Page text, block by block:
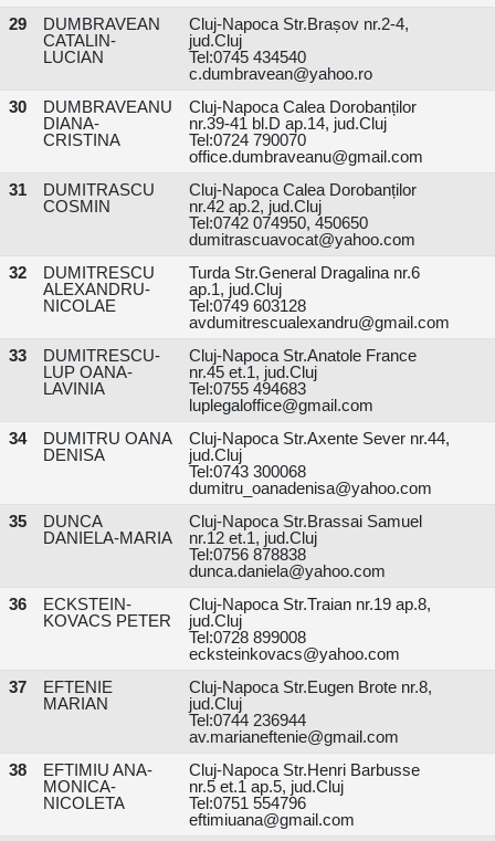
29
DUMBRAVEAN
CATALIN-
LUCIAN
Cluj-Napoca Str.Brașov nr.2-4,
jud.Cluj
Tel:0745 434540
c.dumbravean@yahoo.ro
30
DUMBRAVEANU
DIANA-
CRISTINA
Cluj-Napoca Calea Dorobanților
nr.39-41 bl.D ap.14, jud.Cluj
Tel:0724 790070
office.dumbraveanu@gmail.com
31
DUMITRASCU
COSMIN
Cluj-Napoca Calea Dorobanților
nr.42 ap.2, jud.Cluj
Tel:0742 074950, 450650
dumitrascuavocat@yahoo.com
32
DUMITRESCU
ALEXANDRU-
NICOLAE
Turda Str.General Dragalina nr.6
ap.1, jud.Cluj
Tel:0749 603128
avdumitrescualexandru@gmail.com
33
DUMITRESCU-
LUP OANA-
LAVINIA
Cluj-Napoca Str.Anatole France
nr.45 et.1, jud.Cluj
Tel:0755 494683
luplegaloffice@gmail.com
34
DUMITRU OANA
DENISA
Cluj-Napoca Str.Axente Sever nr.44,
jud.Cluj
Tel:0743 300068
dumitru_oanadenisa@yahoo.com
35
DUNCA
DANIELA-MARIA
Cluj-Napoca Str.Brassai Samuel
nr.12 et.1, jud.Cluj
Tel:0756 878838
dunca.daniela@yahoo.com
36
ECKSTEIN-
KOVACS PETER
Cluj-Napoca Str.Traian nr.19 ap.8,
jud.Cluj
Tel:0728 899008
ecksteinkovacs@yahoo.com
37
EFTENIE
MARIAN
Cluj-Napoca Str.Eugen Brote nr.8,
jud.Cluj
Tel:0744 236944
av.marianeftenie@gmail.com
38
EFTIMIU ANA-
MONICA-
NICOLETA
Cluj-Napoca Str.Henri Barbusse
nr.5 et.1 ap.5, jud.Cluj
Tel:0751 554796
eftimiuana@gmail.com